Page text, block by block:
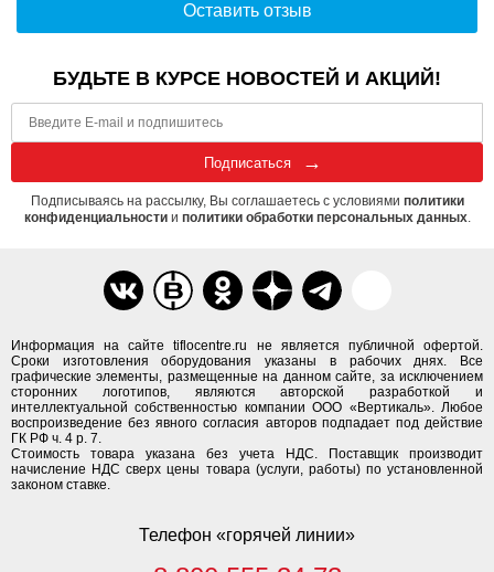
Оставить отзыв
Информация на сайте tiflocentre.ru не является публичной офертой.
Сроки изготовления оборудования указаны в рабочих днях. Все
графические элементы, размещенные на данном сайте, за исключением
сторонних логотипов, являются авторской разработкой и
интеллектуальной собственностью компании ООО «Вертикаль». Любое
воспроизведение без явного согласия авторов подпадает под действие
ГК РФ ч. 4 р. 7.
Стоимость товара указана без учета НДС. Поставщик производит
начисление НДС сверх цены товара (услуги, работы) по установленной
законом ставке.
Телефон «горячей линии»
БУДЬТЕ В КУРСЕ НОВОСТЕЙ И АКЦИЙ!
Подписаться
Подписываясь на рассылку, Вы соглашаетесь с условиями политики
конфиденциальностии политики обработки персональных данных.